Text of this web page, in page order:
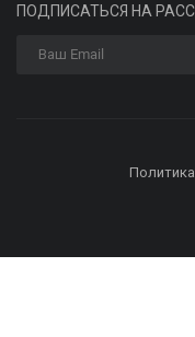
ПОДПИСАТЬСЯ НА